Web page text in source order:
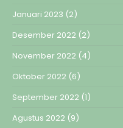
Januari 2023 (2)
Desember 2022 (2)
November 2022 (4)
Oktober 2022 (6)
September 2022 (1)
Agustus 2022 (9)